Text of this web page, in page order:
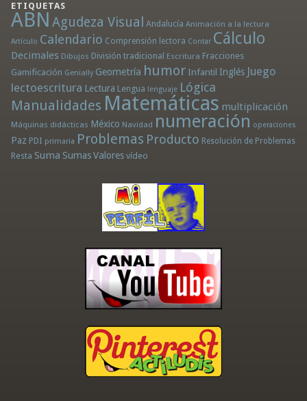
ETIQUETAS
ABN Agudeza Visual Andalucía Animación a la lectura
Artículo Calendario Comprensión lectora Contar Cálculo
Decimales Dibujos División tradicional Escritura Fracciones
Gamificación Genially Geometría humor Infantil Inglés Juego
lectoescritura Lectura Lengua lenguaje Lógica
Manualidades Matemáticas multiplicación
Máquinas didácticas México Navidad numeración operaciones
Paz PDI primaria Problemas Producto Resolución de Problemas
Resta Suma Sumas Valores vídeo